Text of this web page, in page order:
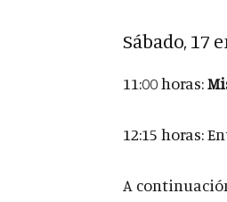
Sábado, 17
11:00 horas:
12:15 horas:
A